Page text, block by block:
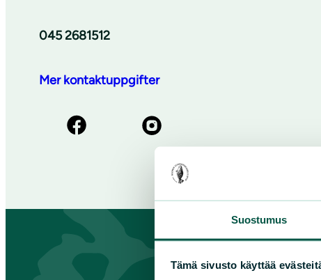
Suostumus
Tämä sivusto käyttää
045 2681512
Mer kontaktuppgifter